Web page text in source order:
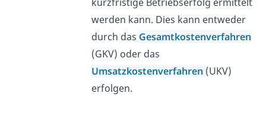
werden kann. Dies kann entweder
durch das Gesamtkostenverfahren
(GKV) oder das
Umsatzkostenverfahren (UKV)
erfolgen.